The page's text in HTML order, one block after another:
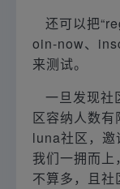
还可以把
oin-now、
来测试。
一旦发现社
区容纳人数
luna社区，邀
我们一拥而上
不算多，且社